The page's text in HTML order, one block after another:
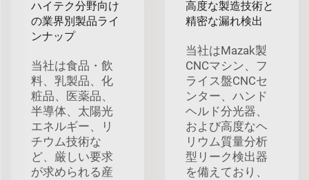
ハイテク分野向け
の業界別製品ライ
ンナップ
当社は食品・飲
料、乳製品、化
粧品、医薬品、
半導体、太陽光
エネルギー、リ
チウム技術な
ど、厳しい要求
が求められる産
高度な製造技術と
精密な漏れ検出
当社はMazak製
CNCマシン、フ
ライス盤CNCセ
ンター、ハンド
ヘルド分光器、
および高度なヘ
リウム質量分析
型リーク検出器
を備えており、